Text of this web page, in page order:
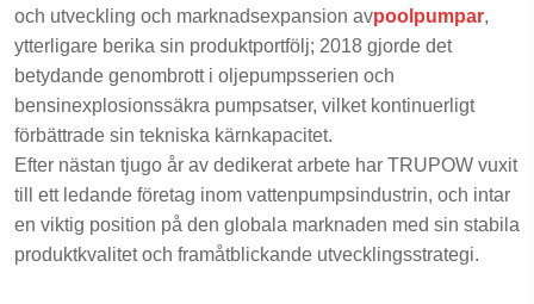
och utveckling och marknadsexpansion avpoolpumpar,
ytterligare berika sin produktportfölj; 2018 gjorde det
betydande genombrott i oljepumpsserien och
bensinexplosionssäkra pumpsatser, vilket kontinuerligt
förbättrade sin tekniska kärnkapacitet.
Efter nästan tjugo år av dedikerat arbete har TRUPOW vuxit
till ett ledande företag inom vattenpumpsindustrin, och intar
en viktig position på den globala marknaden med sin stabila
produktkvalitet och framåtblickande utvecklingsstrategi.